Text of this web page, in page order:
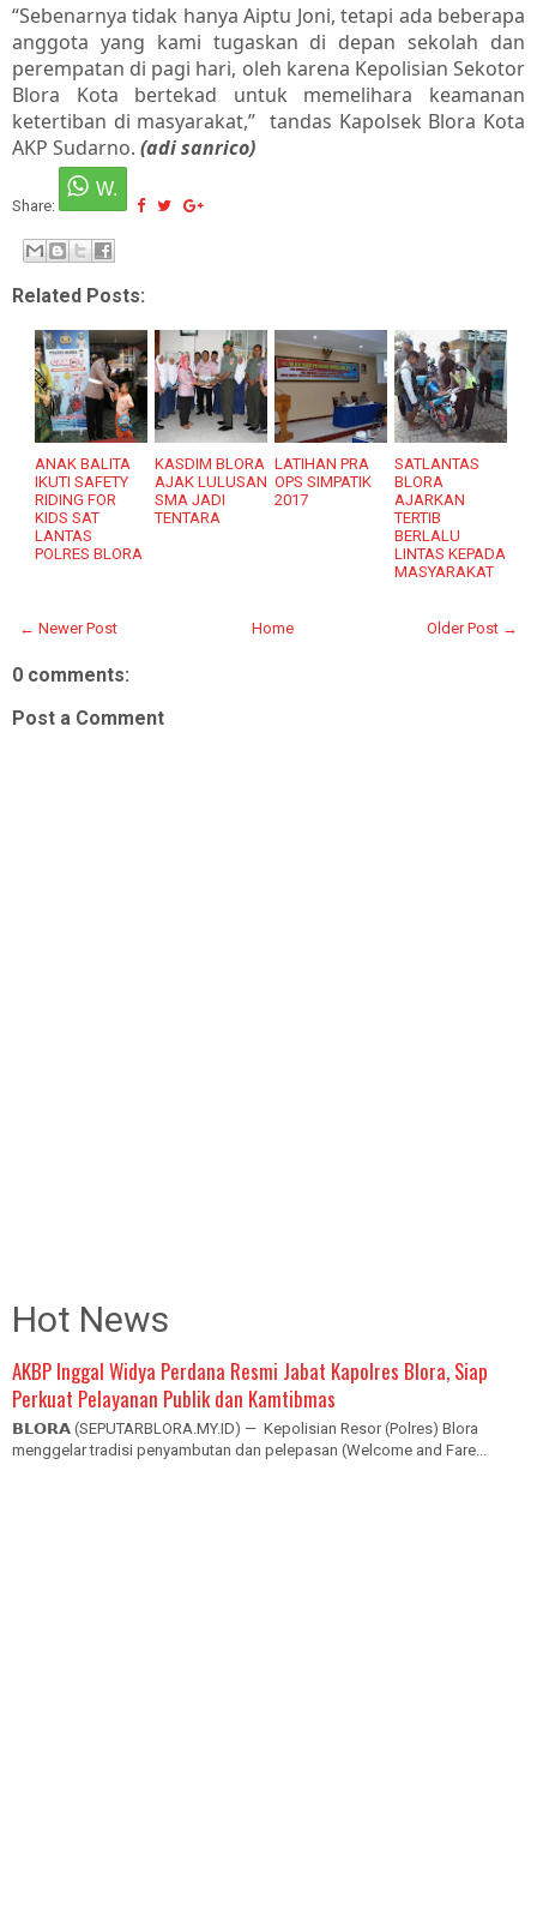
“Sebenarnya tidak hanya Aiptu Joni, tetapi ada beberapa
anggota yang kami tugaskan di depan sekolah dan
perempatan di pagi hari, oleh karena Kepolisian Sekotor
Blora Kota bertekad untuk memelihara keamanan
ketertiban di masyarakat,” tandas Kapolsek Blora Kota
AKP Sudarno. (adi sanrico)
Share:
Related Posts:
ANAK BALITA
IKUTI SAFETY
RIDING FOR
KIDS SAT
LANTAS
POLRES BLORA
KASDIM BLORA
AJAK LULUSAN
SMA JADI
TENTARA
LATIHAN PRA
OPS SIMPATIK
2017
SATLANTAS
BLORA
AJARKAN
TERTIB
BERLALU
LINTAS KEPADA
MASYARAKAT
← Newer Post Older Post →
Home
0 comments:
Post a Comment
Hot News
AKBP Inggal Widya Perdana Resmi Jabat Kapolres Blora, Siap
Perkuat Pelayanan Publik dan Kamtibmas
𝗕𝗟𝗢𝗥𝗔 (SEPUTARBLORA.MY.ID) — Kepolisian Resor (Polres) Blora
menggelar tradisi penyambutan dan pelepasan (Welcome and Fare...